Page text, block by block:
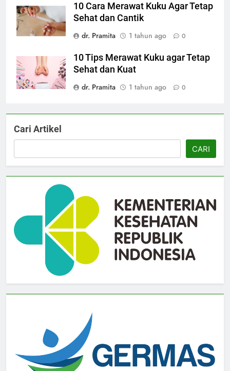
10 Cara Merawat Kuku Agar Tetap
Sehat dan Cantik
dr. Pramita
1 tahun ago 0
10 Tips Merawat Kuku agar Tetap
Sehat dan Kuat
dr. Pramita
1 tahun ago 0
Cari Artikel
CARI